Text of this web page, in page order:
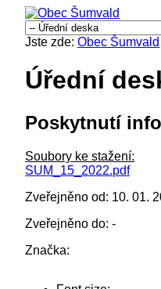
Jste zde:Obec Šumvald
Úřední
Poskytnutí
Soubory ke stažení:
SUM_15_2022.pdf
Zveřejněno od: 10. 01.
Zveřejněno do: -
Značka: